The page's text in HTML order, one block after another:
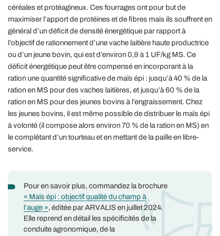
céréales et protéagineux. Ces fourrages ont pour but de
maximiser l’apport de protéines et de fibres mais ils souffrent en
général d’un déficit de densité énergétique par rapport à
l’objectif de rationnement d’une vache laitière haute productrice
ou d’un jeune bovin, qui est d’environ 0,9 à 1 UF/kg MS. Ce
déficit énergétique peut être compensé en incorporant à la
ration une quantité significative de maïs épi : jusqu’à 40 % de la
ration en MS pour des vaches laitières, et jusqu’à 60 % de la
ration en MS pour des jeunes bovins à l’engraissement. Chez
les jeunes bovins, il est même possible de distribuer le maïs épi
à volonté (il compose alors environ 70 % de la ration en MS) en
le complétant d’un tourteau et en mettant de la paille en libre-
service.
Pour en savoir plus, commandez la brochure
« Maïs épi : objectif qualité du champ à
l’auge », éditée par ARVALIS en juillet 2024.
Elle reprend en détail les spécificités de la
conduite agronomique, de la